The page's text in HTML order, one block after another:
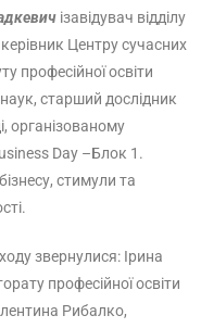
ізавідувач відділу
Центру сучасних
професійної освіти
старший дослідник
організованому
Day –Блок 1.
стимули та
звернулися: Ірина
професійної освіти
Рибалко,